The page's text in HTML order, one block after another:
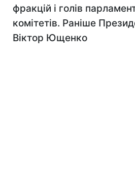
фракцій і голів
комітетів. Раніше
Віктор Ющенко